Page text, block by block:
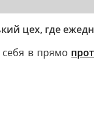
цех, где
себя в прямо